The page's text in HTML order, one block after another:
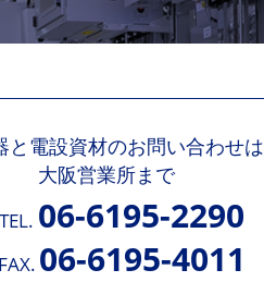
と電設資材のお問い合わせは
大阪営業所まで
TEL. 06-6195-2290
06-6195-4011